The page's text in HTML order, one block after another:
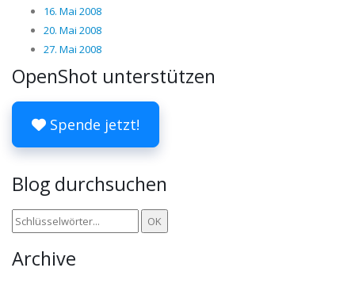
16. Mai 2008
20. Mai 2008
27. Mai 2008
OpenShot unterstützen
Spende jetzt!
Blog durchsuchen
Archive